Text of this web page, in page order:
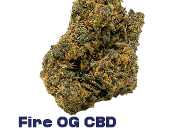
Fire OG CBD